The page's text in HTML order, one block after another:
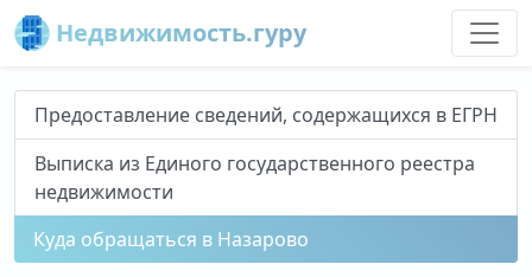
Недвижимость.гуру
Предоставление сведений, содержащихся в ЕГРН
Выписка из Единого государственного реестра
недвижимости
Куда обращаться в Назарово